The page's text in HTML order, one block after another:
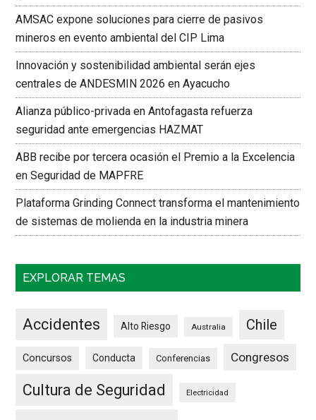
AMSAC expone soluciones para cierre de pasivos
mineros en evento ambiental del CIP Lima
Innovación y sostenibilidad ambiental serán ejes
centrales de ANDESMIN 2026 en Ayacucho
Alianza público-privada en Antofagasta refuerza
seguridad ante emergencias HAZMAT
ABB recibe por tercera ocasión el Premio a la Excelencia
en Seguridad de MAPFRE
Plataforma Grinding Connect transforma el mantenimiento
de sistemas de molienda en la industria minera
EXPLORAR TEMAS
Accidentes Alto Riesgo Australia Chile
Concursos Conducta Conferencias Congresos
Cultura de Seguridad Electricidad